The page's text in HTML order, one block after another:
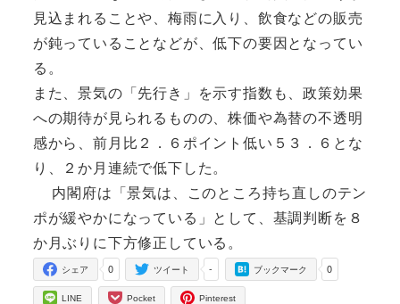
見込まれることや、梅雨に入り、飲食などの販売
が鈍っていることなどが、低下の要因となってい
る。
また、景気の「先行き」を示す指数も、政策効果
への期待が見られるものの、株価や為替の不透明
感から、前月比２．６ポイント低い５３．６とな
り、２か月連続で低下した。
内閣府は「景気は、このところ持ち直しのテン
ポが緩やかになっている」として、基調判断を８
か月ぶりに下方修正している。
0
シェア -
ツイート 0
ブックマーク
LINE Pocket Pinterest